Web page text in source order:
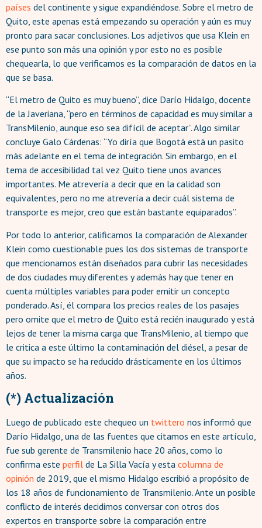
países del continente y sigue expandiéndose. Sobre el metro de
Quito, este apenas está empezando su operación y aún es muy
pronto para sacar conclusiones. Los adjetivos que usa Klein en
ese punto son más una opinión y por esto no es posible
chequearla, lo que verificamos es la comparación de datos en la
que se basa.
“El metro de Quito es muy bueno”, dice Darío Hidalgo, docente
de la Javeriana, “pero en términos de capacidad es muy similar a
TransMilenio, aunque eso sea difícil de aceptar”. Algo similar
concluye Galo Cárdenas: “Yo diría que Bogotá está un pasito
más adelante en el tema de integración. Sin embargo, en el
tema de accesibilidad tal vez Quito tiene unos avances
importantes. Me atrevería a decir que en la calidad son
equivalentes, pero no me atrevería a decir cuál sistema de
transporte es mejor, creo que están bastante equiparados”.
Por todo lo anterior, calificamos la comparación de Alexander
Klein como cuestionable pues los dos sistemas de transporte
que mencionamos están diseñados para cubrir las necesidades
de dos ciudades muy diferentes y además hay que tener en
cuenta múltiples variables para poder emitir un concepto
ponderado. Así, él compara los precios reales de los pasajes
pero omite que el metro de Quito está recién inaugurado y está
lejos de tener la misma carga que TransMilenio, al tiempo que
le critica a este último la contaminación del diésel, a pesar de
que su impacto se ha reducido drásticamente en los últimos
años.
(*) Actualización
Luego de publicado este chequeo un twittero nos informó que
Darío Hidalgo, una de las fuentes que citamos en este artículo,
fue sub gerente de Transmilenio hace 20 años, como lo
confirma este perfil de La Silla Vacía y esta columna de
opinión de 2019, que el mismo Hidalgo escribió a propósito de
los 18 años de funcionamiento de Transmilenio. Ante un posible
conflicto de interés decidimos conversar con otros dos
expertos en transporte sobre la comparación entre